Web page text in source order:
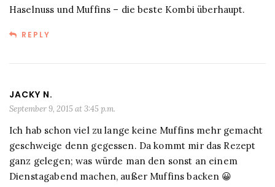
Haselnuss und Muffins – die beste Kombi überhaupt.
REPLY
JACKY N.
September 9, 2015 at 3:45 p.m.
Ich hab schon viel zu lange keine Muffins mehr gemacht
geschweige denn gegessen. Da kommt mir das Rezept
ganz gelegen; was würde man den sonst an einem
Dienstagabend machen, außer Muffins backen 😀